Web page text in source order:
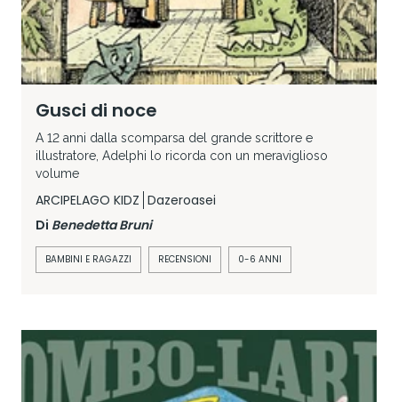
Gusci di noce
A 12 anni dalla scomparsa del grande scrittore e
illustratore, Adelphi lo ricorda con un meraviglioso
volume
ARCIPELAGO KIDZ Dazeroasei
Di Benedetta Bruni
BAMBINI E RAGAZZI RECENSIONI 0-6 ANNI